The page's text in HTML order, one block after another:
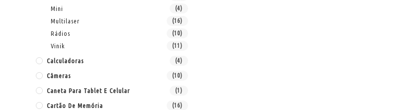
Mini (4)
Multilaser (16)
Rádios (10)
Vinik (11)
Calculadoras (4)
Câmeras (10)
Caneta Para Tablet E Celular (1)
Cartão De Memória (16)